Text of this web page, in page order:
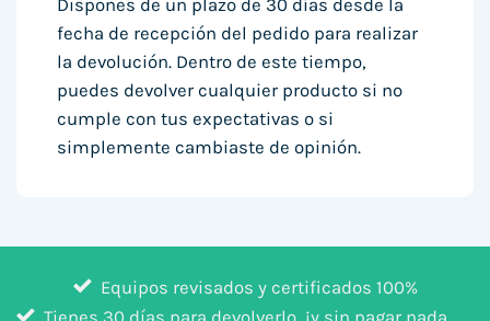
Dispones de un plazo de 30 días desde la
fecha de recepción del pedido para realizar
la devolución. Dentro de este tiempo,
puedes devolver cualquier producto si no
cumple con tus expectativas o si
simplemente cambiaste de opinión.
Equipos revisados y certificados 100%